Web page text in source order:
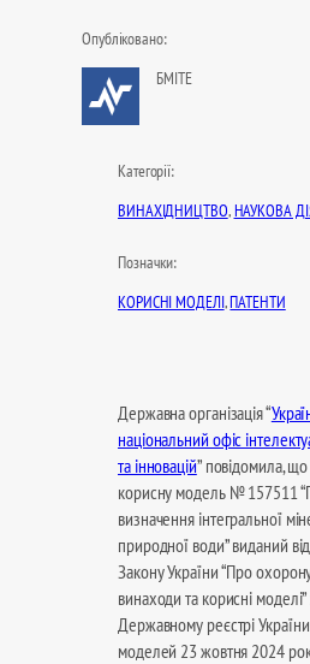
Опубліковано:
БМІТЕ
Категорії:
ВИНАХІДНИЦТВО, НАУКОВА
Позначки:
КОРИСНІ МОДЕЛІ, ПАТЕНТИ
Державна організація “
національний офіс
та інновацій” повідомила,
корисну модель № 157511
визначення інтегральної
природної води” виданий
Закону України “Про
винаходи та корисні
Державному реєстрі
моделей 23 жовтня 2024